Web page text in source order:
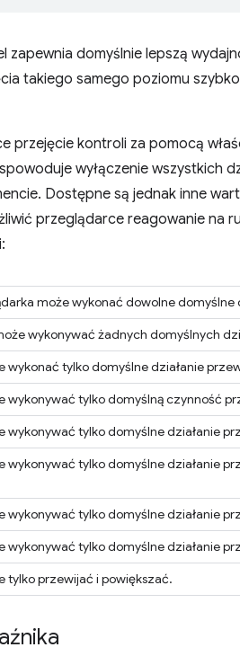
zapewnia domyślnie lepszą
takiego samego poziomu
przejęcie kontroli za pomocą
spowoduje wyłączenie wszystkich
Dostępne są jednak inne
przeglądarce reagowanie na
może wykonać dowolne domyślne
wykonywać żadnych domyślnych
wykonać tylko domyślne działanie
wykonywać tylko domyślną czynność
wykonywać tylko domyślne działanie
wykonywać tylko domyślne działanie
wykonywać tylko domyślne działanie
wykonywać tylko domyślne działanie
tylko przewijać i powiększać.